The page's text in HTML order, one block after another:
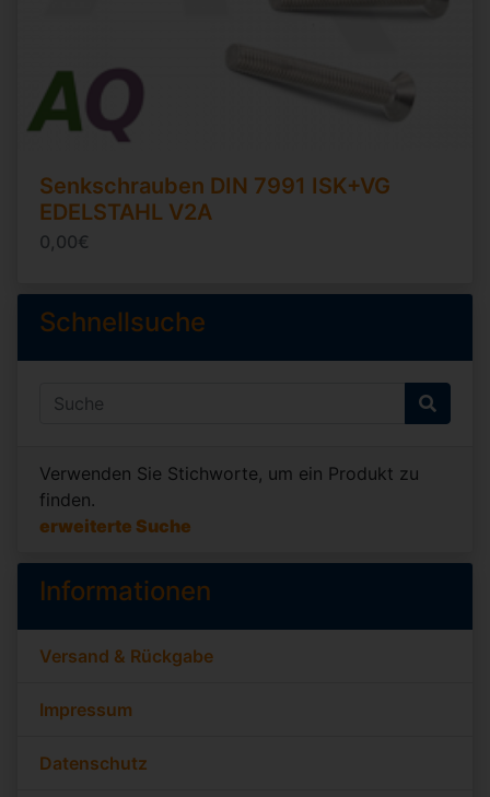
Senkschrauben DIN 7991 ISK+VG
EDELSTAHL V2A
0,00€
Schnellsuche
Verwenden Sie Stichworte, um ein Produkt zu
finden.
erweiterte Suche
Informationen
Versand & Rückgabe
Impressum
Datenschutz